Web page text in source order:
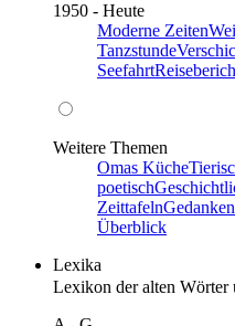
1950 - Heute
Moderne Zeiten
Tanzstunde
Seefahrt
Weitere Themen
Omas Küche
poetisch
Zeittafeln
Überblick
Lexika
Lexikon der alten Wörter